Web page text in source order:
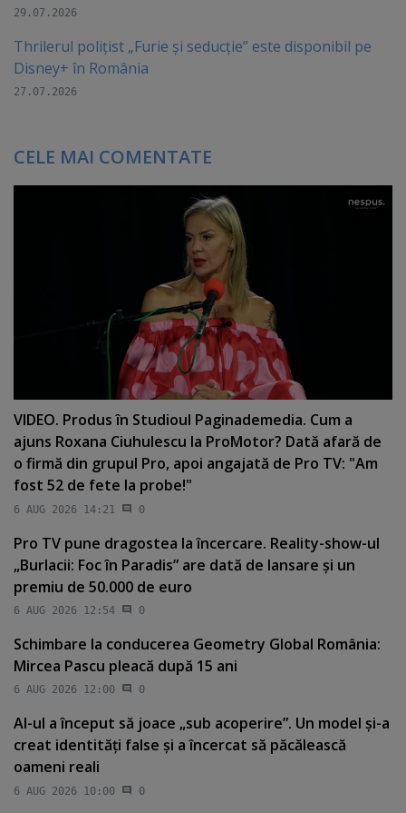
29.07.2026
Thrilerul polițist „Furie și seducție” este disponibil pe
Disney+ în România
27.07.2026
CELE MAI COMENTATE
VIDEO. Produs în Studioul Paginademedia. Cum a
ajuns Roxana Ciuhulescu la ProMotor? Dată afară de
o firmă din grupul Pro, apoi angajată de Pro TV: "Am
fost 52 de fete la probe!"
6 AUG 2026 14:21 0
Pro TV pune dragostea la încercare. Reality-show-ul
„Burlacii: Foc în Paradis” are dată de lansare şi un
premiu de 50.000 de euro
6 AUG 2026 12:54 0
Schimbare la conducerea Geometry Global România:
Mircea Pascu pleacă după 15 ani
6 AUG 2026 12:00 0
AI-ul a început să joace „sub acoperire”. Un model şi-a
creat identităţi false şi a încercat să păcălească
oameni reali
6 AUG 2026 10:00 0